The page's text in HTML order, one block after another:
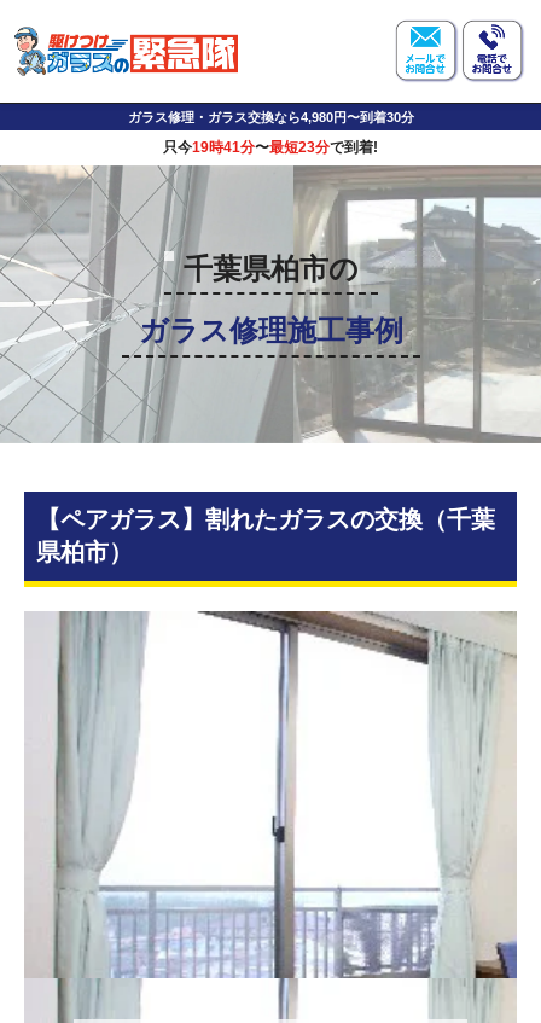
ガラス修理・ガラス交換なら4,980円〜到着30分
只今19時41分〜最短23分で到着!
千葉県柏市の
ガラス修理施工事例
【ペアガラス】割れたガラスの交換（千葉
県柏市）